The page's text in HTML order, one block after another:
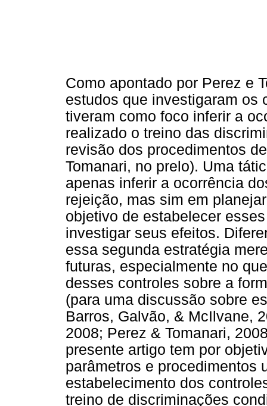
Como apontado por Perez e
estudos que investigaram os
tiveram como foco inferir a
realizado o treino das
revisão dos procedimentos
Tomanari, no prelo). Uma
apenas inferir a ocorrência
rejeição, mas sim em
objetivo de estabelecer
investigar seus efeitos.
essa segunda estratégia
futuras, especialmente no
desses controles sobre a
(para uma discussão sobre
Barros, Galvão, & McIlvane,
2008; Perez & Tomanari,
presente artigo tem por
parâmetros e procedimentos
estabelecimento dos
treino de discriminações